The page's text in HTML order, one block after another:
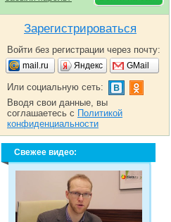
Зарегистрироваться
Войти без регистрации через почту:
mail.ru Яндекс GMail
Или социальную сеть:
Вводя свои данные, вы
соглашаетесь с Политикой
конфиденциальности
Свежее видео: